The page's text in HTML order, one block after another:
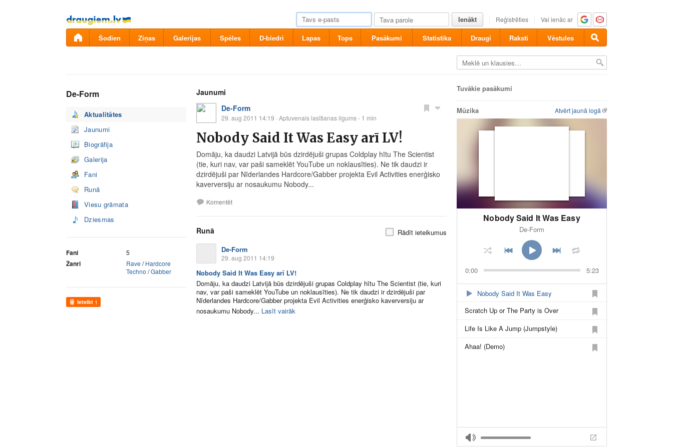
Pāriet
uz
saturu
Ienākt Reģistrēties Vai ienāc ar
Šodien Ziņas Galerijas Spēles D-biedri Lapas Tops Pasākumi Statistika Draugi Raksti Vēstules
De-Form
Aktualitātes
Jaunumi
Biogrāfija
Galerija
Fani
Runā
Viesu grāmata
Dziesmas
Fani 5
Žanri Rave /Hardcore
Techno /Gabber
Ieteikt 1
Jaunumi
De-Form
29. aug 2011 14:19 · Aptuvenais lasīšanas ilgums - 1 min
Nobody Said It Was Easy arī LV!
Domāju, ka daudzi Latvijā būs dzirdējuši grupas Coldplay hītu The Scientist
(tie, kuri nav, var paši sameklēt YouTube un noklausīties). Ne tik daudzi ir
dzirdējuši par Nīderlandes Hardcore/Gabber projekta Evil Activities enerģisko
kaverversiju ar nosaukumu Nobody...
Komentēt
Runā
Rādīt ieteikumus
De-Form
29. aug 2011 14:19
Nobody Said It Was Easy arī LV!
Domāju, ka daudzi Latvijā būs dzirdējuši grupas Coldplay hītu The Scientist (tie, kuri
nav, var paši sameklēt YouTube un noklausīties). Ne tik daudzi ir dzirdējuši par
Nīderlandes Hardcore/Gabber projekta Evil Activities enerģisko kaverversiju ar
nosaukumu Nobody... Lasīt vairāk
Tuvākie pasākumi
Atvērt jaunā logā
Mūzika
Nobody Said It Was Easy
De-Form
0:00 5:23
Nobody Said It Was Easy
Scratch Up or The Party is Over
Life Is Like A Jump (Jumpstyle)
Ahaa! (Demo)